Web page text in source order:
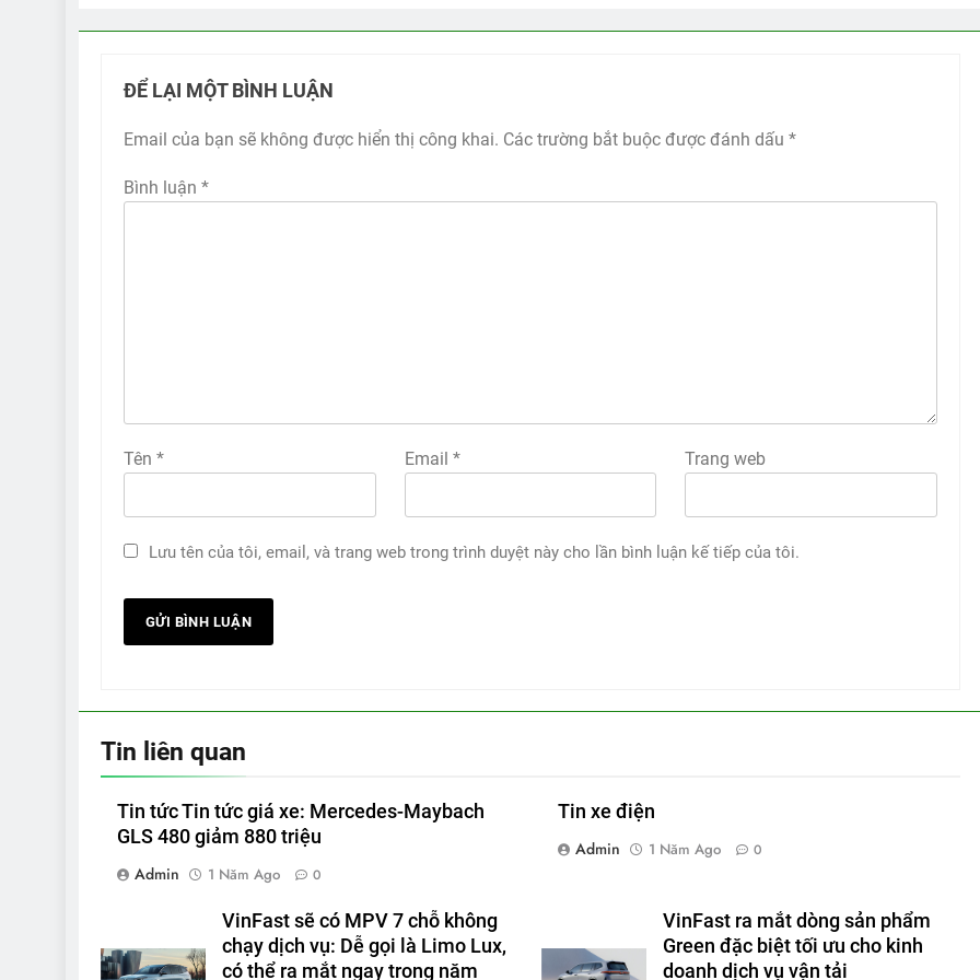
ĐỂ LẠI MỘT BÌNH LUẬN
Email của bạn sẽ không được hiển thị công khai. Các trường bắt buộc được đánh dấu *
Bình luận *
Tên * Email * Trang web
Lưu tên của tôi, email, và trang web trong trình duyệt này cho lần bình luận kế tiếp của tôi.
Tin liên quan
Tin tức Tin tức giá xe: Mercedes-Maybach
GLS 480 giảm 880 triệu
Admin
1 Năm Ago 0
Tin xe điện
Admin
1 Năm Ago 0
VinFast sẽ có MPV 7 chỗ không
chạy dịch vụ: Dễ gọi là Limo Lux,
có thể ra mắt ngay trong năm
VinFast ra mắt dòng sản phẩm
Green đặc biệt tối ưu cho kinh
doanh dịch vụ vận tải